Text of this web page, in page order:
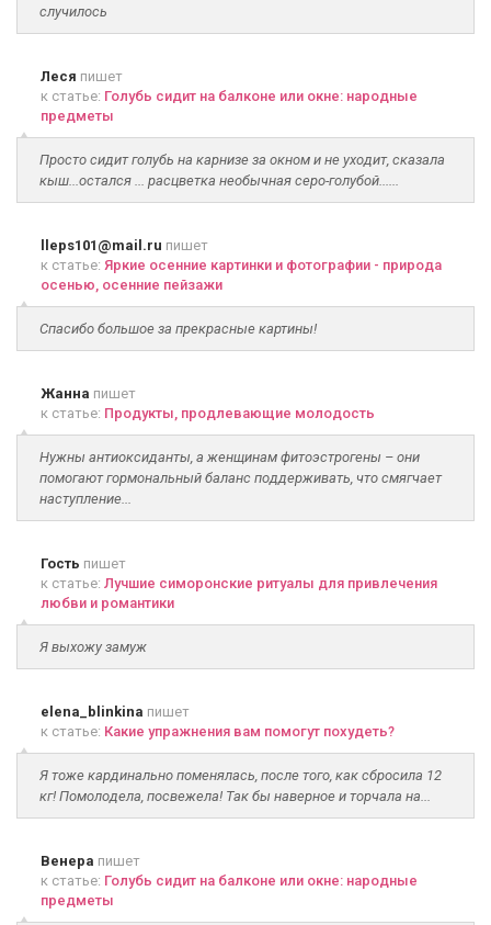
случилось
Леся пишет
к статье: Голубь сидит на балконе или окне: народные
предметы
Просто сидит голубь на карнизе за окном и не уходит, сказала
кыш...остался ... расцветка необычная серо-голубой......
lleps101@mail.ru пишет
к статье: Яркие осенние картинки и фотографии - природа
осенью, осенние пейзажи
Спасибо большое за прекрасные картины!
Жанна пишет
к статье: Продукты, продлевающие молодость
Нужны антиоксиданты, а женщинам фитоэстрогены – они
помогают гормональный баланс поддерживать, что смягчает
наступление...
Гость пишет
к статье: Лучшие симоронские ритуалы для привлечения
любви и романтики
Я выхожу замуж
elena_blinkina пишет
к статье: Какие упражнения вам помогут похудеть?
Я тоже кардинально поменялась, после того, как сбросила 12
кг! Помолодела, посвежела! Так бы наверное и торчала на...
Венера пишет
к статье: Голубь сидит на балконе или окне: народные
предметы